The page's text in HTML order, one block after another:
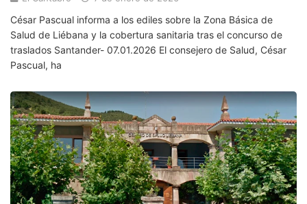
César Pascual informa a los ediles sobre la Zona Básica de
Salud de Liébana y la cobertura sanitaria tras el concurso de
traslados Santander- 07.01.2026 El consejero de Salud, César
Pascual, ha